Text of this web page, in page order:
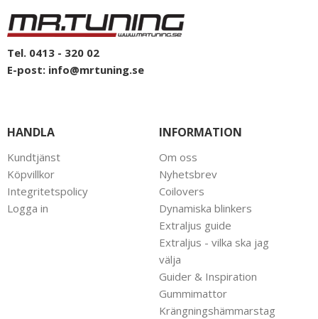
Tel. 0413 - 320 02
E-post: info@mrtuning.se
HANDLA
Kundtjänst
Köpvillkor
Integritetspolicy
Logga in
INFORMATION
Om oss
Nyhetsbrev
Coilovers
Dynamiska blinkers
Extraljus guide
Extraljus - vilka ska jag
välja
Guider & Inspiration
Gummimattor
Krängningshämmarstag